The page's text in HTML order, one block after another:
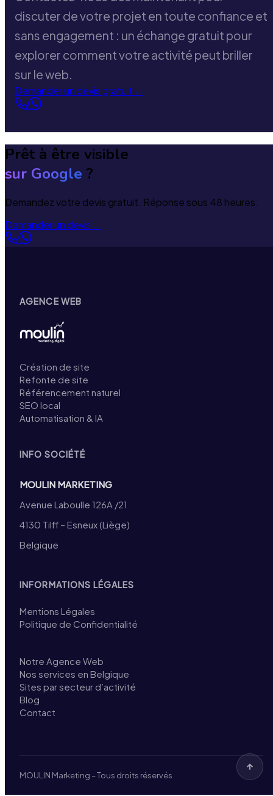
discuter de votre projet en toute confiance et
sans engagement : un échange gratuit pour
explorer comment votre activité peut briller
sur le web.
Demander un devis gratuit→
Prêt à être visible
sur Google ?
Demandez votre devis gratuit. Réponse sous 48 heures.
Demander un devis→
AGENCE WEB
Création de site
Refonte de site
Référencement naturel
SEO local
Automatisation & IA
INFO SOCIÉTÉ
MOULIN MARKETING
Avenue Laboulle 126A /21
4130 Tilff – Esneux (Liège)
Belgique
INFORMATIONS LÉGALES
Mentions Légales
Politique de Confidentialité
Notre Agence Web
Nos services en Belgique
Sites par secteur d’activité
Blog
Contact
MOULIN Marketing – Tous droits réservés